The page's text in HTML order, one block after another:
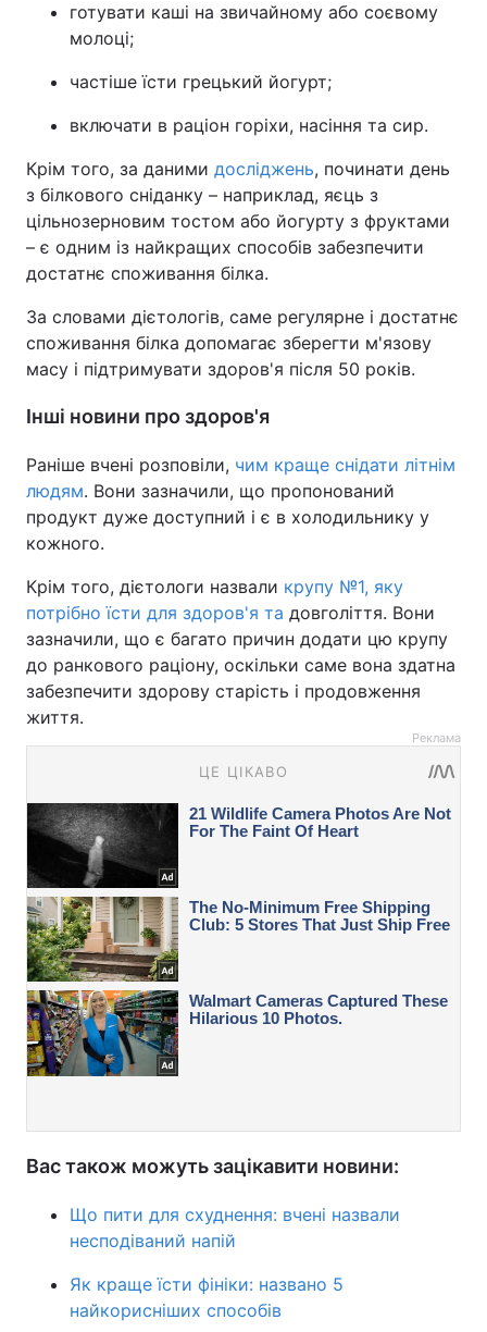
готувати каші на звичайному або соєвому
молоці;
частіше їсти грецький йогурт;
включати в раціон горіхи, насіння та сир.
Крім того, за даними досліджень, починати день
з білкового сніданку – наприклад, яєць з
цільнозерновим тостом або йогурту з фруктами
– є одним із найкращих способів забезпечити
достатнє споживання білка.
За словами дієтологів, саме регулярне і достатнє
споживання білка допомагає зберегти м'язову
масу і підтримувати здоров'я після 50 років.
Інші новини про здоров'я
Раніше вчені розповіли, чим краще снідати літнім
людям. Вони зазначили, що пропонований
продукт дуже доступний і є в холодильнику у
кожного.
Крім того, дієтологи назвали крупу №1, яку
потрібно їсти для здоров'я та довголіття. Вони
зазначили, що є багато причин додати цю крупу
до ранкового раціону, оскільки саме вона здатна
забезпечити здорову старість і продовження
життя.
Реклама
Вас також можуть зацікавити новини:
Що пити для схуднення: вчені назвали
несподіваний напій
Як краще їсти фініки: названо 5
найкорисніших способів